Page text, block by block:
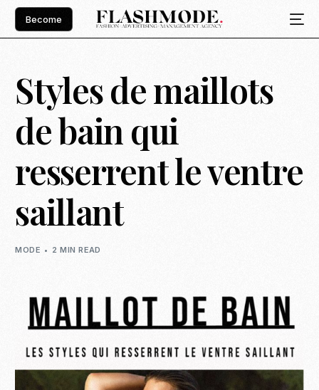
Become
Styles de maillots
de bain qui
resserrent le ventre
saillant
MODE 2 MIN READ